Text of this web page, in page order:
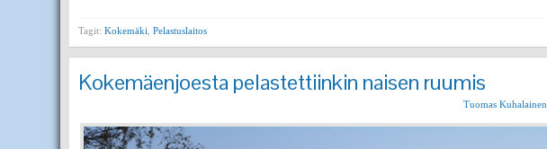
Tagit: Kokemäki Pelastuslaitos
Kokemäenjoesta pelastettiinkin naisen ruumis
Tuomas Kuhalainen